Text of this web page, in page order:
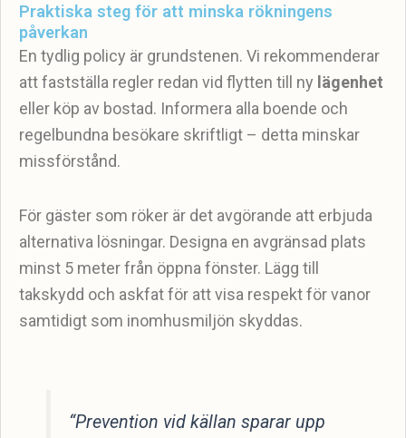
Praktiska steg för att minska rökningens
påverkan
En tydlig policy är grundstenen. Vi rekommenderar
att fastställa regler redan vid flytten till ny lägenhet
eller köp av bostad. Informera alla boende och
regelbundna besökare skriftligt – detta minskar
missförstånd.
För gäster som röker är det avgörande att erbjuda
alternativa lösningar. Designa en avgränsad plats
minst 5 meter från öppna fönster. Lägg till
takskydd och askfat för att visa respekt för vanor
samtidigt som inomhusmiljön skyddas.
“Prevention vid källan sparar upp